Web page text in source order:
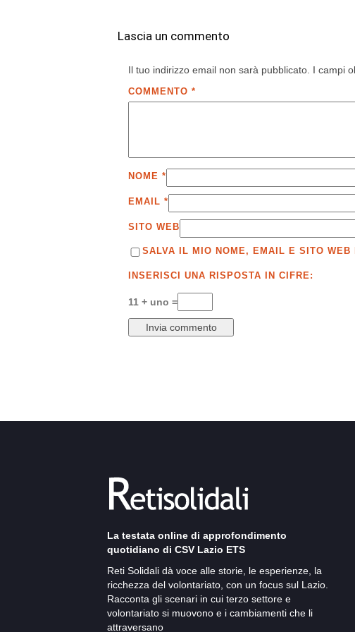
Lascia un commento
Il tuo indirizzo email non sarà pubblicato. I campi
COMMENTO *
NOME *
EMAIL *
SITO WEB
SALVA IL MIO NOME, EMAIL E SITO WEB
INSERISCI UNA RISPOSTA IN CIFRE:
11 + uno =
La testata online di approfondimento
quotidiano di CSV Lazio ETS
Reti Solidali dà voce alle storie, le esperienze, la
ricchezza del volontariato, con un focus sul Lazio.
Racconta gli scenari in cui terzo settore e
volontariato si muovono e i cambiamenti che li
attraversano